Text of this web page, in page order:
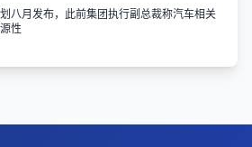
八月发布，此前集团执行副总裁称汽车相关
性